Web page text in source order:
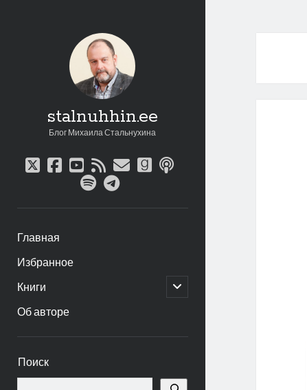
stalnuhhin.ee
Блог Михаила Стальнухина
twitter
facebook
youtube
rssemailgoodreads
podcast
spotifytelegram
Главная
Избранное
Книги
открыть
дочернее
Об авторе
панель
Поиск